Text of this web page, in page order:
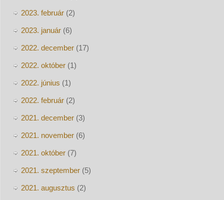
2023. február(2)
2023. január(6)
2022. december(17)
2022. október(1)
2022. június (1)
2022. február(2)
2021. december(3)
2021. november(6)
2021. október(7)
2021. szeptember(5)
2021. augusztus (2)